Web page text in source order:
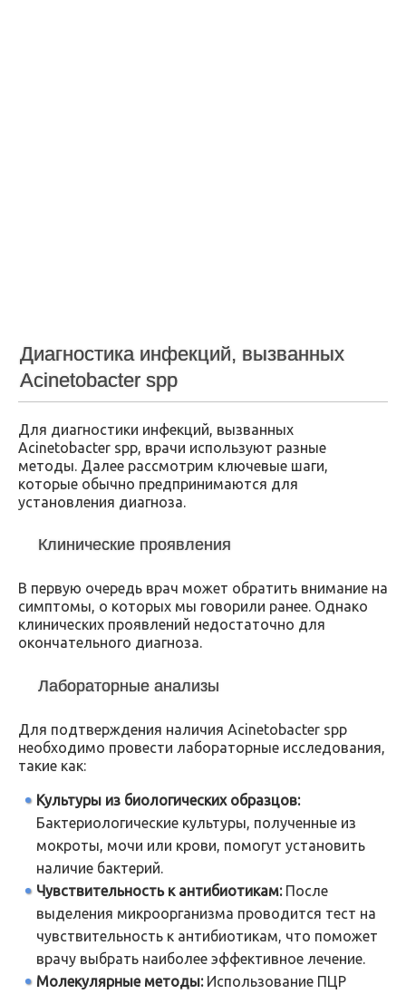
Диагностика инфекций, вызванных
Acinetobacter spp
Для диагностики инфекций, вызванных
Acinetobacter spp, врачи используют разные
методы. Далее рассмотрим ключевые шаги,
которые обычно предпринимаются для
установления диагноза.
Клинические проявления
В первую очередь врач может обратить внимание на
симптомы, о которых мы говорили ранее. Однако
клинических проявлений недостаточно для
окончательного диагноза.
Лабораторные анализы
Для подтверждения наличия Acinetobacter spp
необходимо провести лабораторные исследования,
такие как:
Культуры из биологических образцов:
Бактериологические культуры, полученные из
мокроты, мочи или крови, помогут установить
наличие бактерий.
Чувствительность к антибиотикам:После
выделения микроорганизма проводится тест на
чувствительность к антибиотикам, что поможет
врачу выбрать наиболее эффективное лечение.
Молекулярные методы:Использование ПЦР